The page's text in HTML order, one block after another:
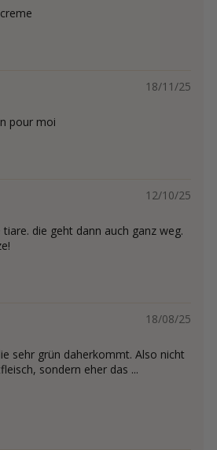
18/11/25
pour moi
12/10/25
die geht dann auch ganz weg.
18/08/25
sehr grün daherkommt. Also nicht
sondern eher das ...